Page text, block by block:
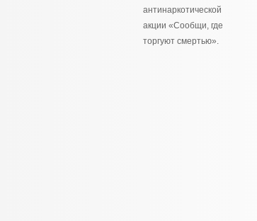
антинаркотической
акции «Сообщи, где
торгуют смертью».